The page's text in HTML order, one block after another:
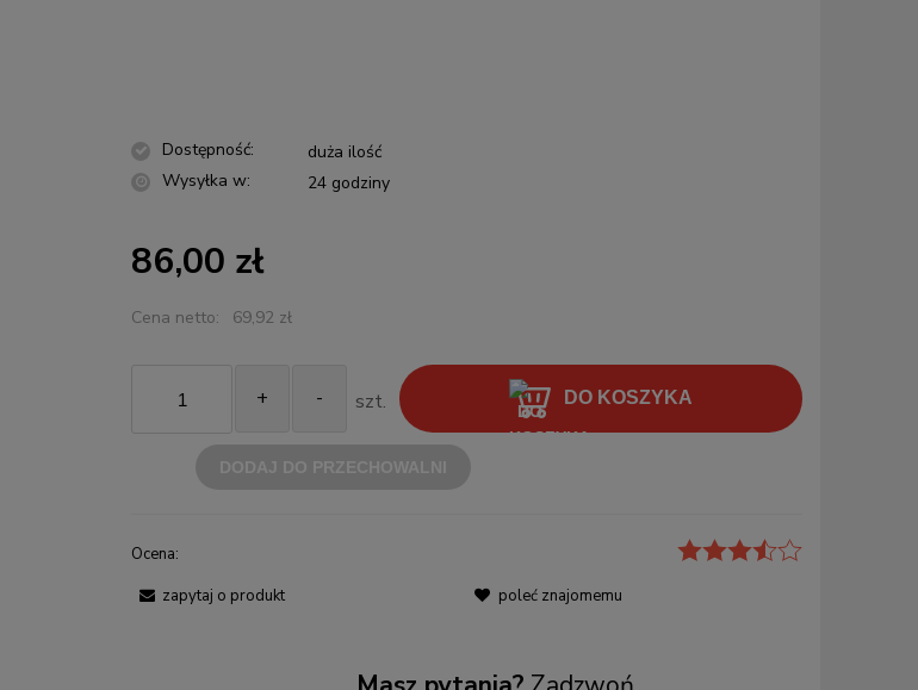
Dostępność:
duża ilość
Wysyłka w:
24 godziny
86,00 zł
Cena netto: 69,92 zł
+ - szt. DO KOSZYKA
Ocena:
zapytaj o produkt
poleć znajomemu